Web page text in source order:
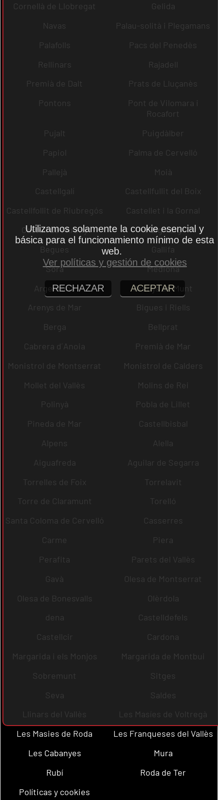
Cornellà de Llobregat
Gelida
Navas
Palau-solità i Plegamans
Palafolls
Pacs del Penedès
Rellinars
Rajadell
Premià de Dalt
Prats de Lluçanès
Pontons
Pont de Vilomara i
Rocafort
Pujalt
Puigdàlber
Papiol
Palma de Cervelló
Pallejà
Moià
Castellgalí
Castellfullit del Boix
Castellfollit de Riubregós
Castellet i la Gornal
Castell de l´Areny
Puig-reig
Begues
Gallifa
Sora
Mediona
Argentona
Arenys de Munt
Arenys de Mar
Bigues i Riells
Berga
Bellprat
Cabrera d´Anoia
Premià de Mar
Monistrol de Montserrat
Monistrol de Calders
Mollet del Vallès
Molins de Rei
Polinyà
Pobla de Lillet
Pineda de Mar
Castellbisbal
Alpens
Alella
Aiguafreda
Aguilar de Segarra
Torrelles de Foix
Torrelavit
Torre de Claramunt
Torelló
Santa Coloma de Cervelló
Casserres
Carme
Piera
Perafita
Parets del Vallès
Gavà
Olesa de Montserrat
Olesa de Bonesvalls
Olèrdola
dena
Castelldefels
Castellcir
Cardona
Margarida i els Monjos
Margarida de Montbui
Sobremunt
Sitges
Seva
Saldes
Llinars del Vallès
Les Masíes de Voltregà
Les Masies de Roda
Les Franqueses del Vallès
Les Cabanyes
Mura
Rubí
Roda de Ter
Políticas y cookies
Utilizamos solamente la cookie esencial y
básica para el funcionamiento mínimo de esta
web.
Ver políticas y gestión de cookies
RECHAZAR ACEPTAR